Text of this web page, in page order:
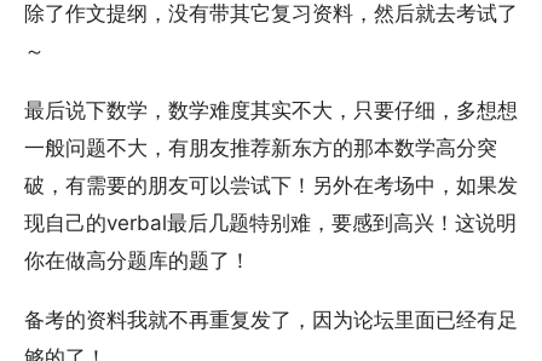
除了作文提纲，没有带其它复习资料，然后就去考试了
～
最后说下数学，数学难度其实不大，只要仔细，多想想
一般问题不大，有朋友推荐新东方的那本数学高分突
破，有需要的朋友可以尝试下！另外在考场中，如果发
现自己的verbal最后几题特别难，要感到高兴！这说明
你在做高分题库的题了！
备考的资料我就不再重复发了，因为论坛里面已经有足